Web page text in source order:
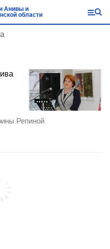
Анивы и
области
Репиной